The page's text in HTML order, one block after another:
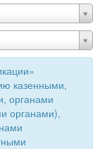
казенными,
органами
органами),